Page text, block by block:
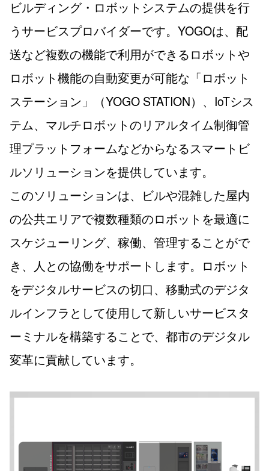
ビルディング・ロボットシステムの提供を行
うサービスプロバイダーです。YOGOは、配
送など複数の機能で利用ができるロボットや
ロボット機能の自動変更が可能な「ロボット
ステーション」（YOGO STATION）、IoTシス
テム、マルチロボットのリアルタイム制御管
理プラットフォームなどからなるスマートビ
ルソリューションを提供しています。
このソリューションは、ビルや混雑した屋内
の公共エリアで複数種類のロボットを最適に
スケジューリング、稼働、管理することがで
き、人との協働をサポートします。ロボット
をデジタルサービスの切口、移動式のデジタ
ルインフラとして使用して新しいサービスタ
ーミナルを構築することで、都市のデジタル
変革に貢献しています。